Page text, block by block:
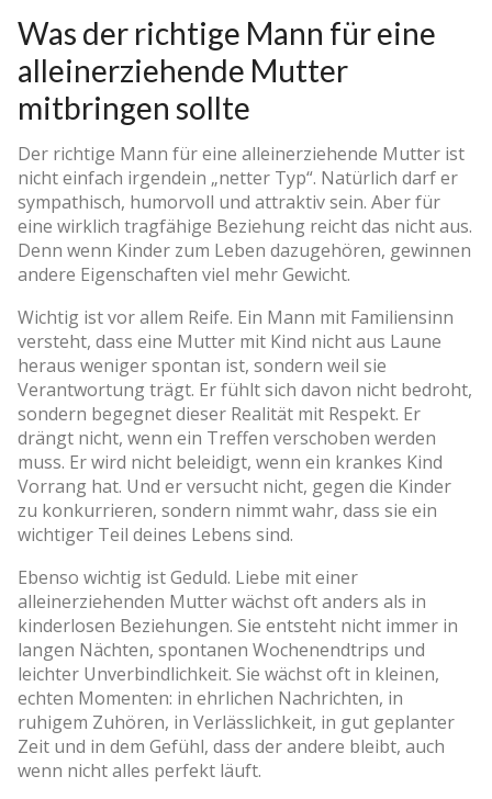
Was der richtige Mann für eine
alleinerziehende Mutter
mitbringen sollte
Der richtige Mann für eine alleinerziehende Mutter ist
nicht einfach irgendein „netter Typ“. Natürlich darf er
sympathisch, humorvoll und attraktiv sein. Aber für
eine wirklich tragfähige Beziehung reicht das nicht aus.
Denn wenn Kinder zum Leben dazugehören, gewinnen
andere Eigenschaften viel mehr Gewicht.
Wichtig ist vor allem Reife. Ein Mann mit Familiensinn
versteht, dass eine Mutter mit Kind nicht aus Laune
heraus weniger spontan ist, sondern weil sie
Verantwortung trägt. Er fühlt sich davon nicht bedroht,
sondern begegnet dieser Realität mit Respekt. Er
drängt nicht, wenn ein Treffen verschoben werden
muss. Er wird nicht beleidigt, wenn ein krankes Kind
Vorrang hat. Und er versucht nicht, gegen die Kinder
zu konkurrieren, sondern nimmt wahr, dass sie ein
wichtiger Teil deines Lebens sind.
Ebenso wichtig ist Geduld. Liebe mit einer
alleinerziehenden Mutter wächst oft anders als in
kinderlosen Beziehungen. Sie entsteht nicht immer in
langen Nächten, spontanen Wochenendtrips und
leichter Unverbindlichkeit. Sie wächst oft in kleinen,
echten Momenten: in ehrlichen Nachrichten, in
ruhigem Zuhören, in Verlässlichkeit, in gut geplanter
Zeit und in dem Gefühl, dass der andere bleibt, auch
wenn nicht alles perfekt läuft.